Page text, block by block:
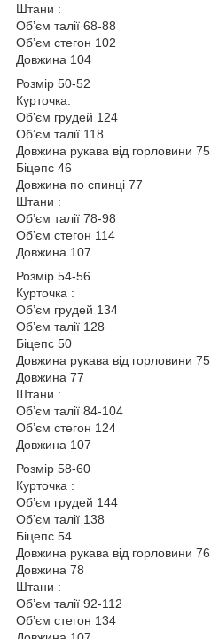
Штани :
Обʼєм талії 68-88
Обʼєм стегон 102
Довжина 104
Розмір 50-52
Курточка:
Обʼєм грудей 124
Обʼєм талії 118
Довжина рукава від горловини 75
Біцепс 46
Довжина по спинці 77
Штани :
Обʼєм талії 78-98
Обʼєм стегон 114
Довжина 107
Розмір 54-56
Курточка :
Обʼєм грудей 134
Обʼєм талії 128
Біцепс 50
Довжина рукава від горловини 75
Довжина 77
Штани :
Обʼєм талії 84-104
Обʼєм стегон 124
Довжина 107
Розмір 58-60
Курточка :
Обʼєм грудей 144
Обʼєм талії 138
Біцепс 54
Довжина рукава від горловини 76
Довжина 78
Штани :
Обʼєм талії 92-112
Обʼєм стегон 134